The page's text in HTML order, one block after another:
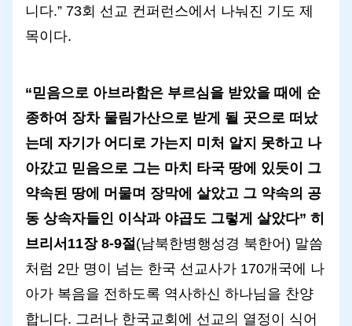
니다.” 73회 선교 컨퍼런스에서 나눠진 기도 제
목이다.
“믿음으로 아브라함은 부르심을 받았을 때에 순
종하여 장차 물림가산으로 받게 될 곳으로 떠났
는데 자기가 어디로 가는지 미처 알지 못하고 나
아갔고 믿음으로 그는 마치 타국 땅에 있듯이 그
약속된 땅에 머물며 장막에 살았고 그 약속의 공
동 상속자들인 이삭과 야곱도 그렇게 살았다” 히
브리서11장 8-9절(남북한병행성경 북한어) 말씀
처럼 2만 명이 넘는 한국 선교사가 170개국에 나
아가 복음을 전하도록 역사하신 하나님을 찬양
합니다. 그러나 한국교회에 선교의 열정이 식어